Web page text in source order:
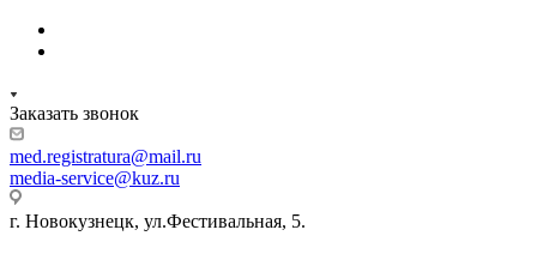
Заказать звонок
med.registratura@mail.ru
media-service@kuz.ru
г. Новокузнецк, ул.Фестивальная, 5.